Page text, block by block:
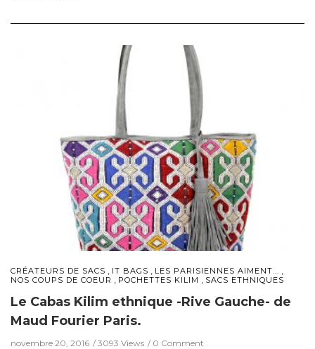
CRÉATEURS DE SACS IT BAGS LES PARISIENNES AIMENT...
NOS COUPS DE COEUR POCHETTES KILIM SACS ETHNIQUES
Le Cabas Kilim ethnique -Rive Gauche- de
Maud Fourier Paris.
novembre 20, 2016 3093 Views 0 Comment